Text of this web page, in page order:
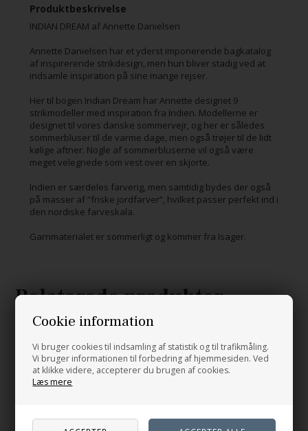
Cookie information
Vi bruger cookies til indsamling af statistik og til trafikmåling.
Vi bruger informationen til forbedring af hjemmesiden. Ved
at klikke videre, accepterer du brugen af cookies.
Læs mere
Produktbeskrivelse
INDIAN DREAM af Annette Danielsen
Annette Danielsen har et yderst imponerende bagkatalog
af inspirerende strikdesign, men hun bliver stadig ved at
indsamle inspiration på sine mange rejser.
Her til bogen Indian Dream har Annette designet 9
strikmodeller med inspiration fra Indien. Modellerne er
designet til vores danske sommervejr, og her er således
sommerbluser til de varme dage, men også trøjer til de lidt
kølige aftner. Nogle af sommerbluserne vil også være
meget velegnede som vest over en skjorte.
Indien er særdeles farverig, men samtidig bydes der også
på masser af ”friske jordfarver”, hvilket passer perfekt ind i
den nordiske farveskala.
Garnmaterialet er sommerligt og kommer fra Isager.
Relaterede produkter